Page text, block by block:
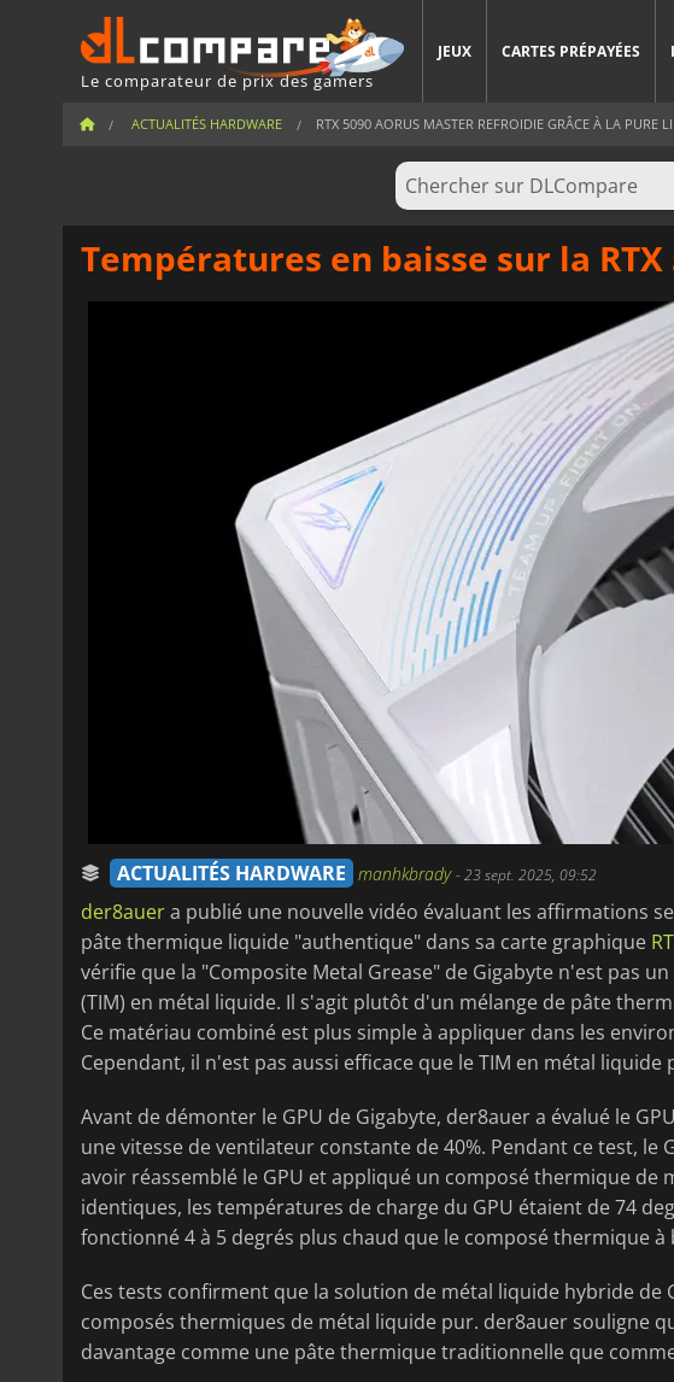
Le comparateur de prix des gamers
JEUX CARTES PRÉPAYÉES
ACTUALITÉS HARDWARE RTX 5090 AORUS MASTER REFROIDIE GRÂCE À LA PURE
Températures en baisse sur la
ACTUALITÉS HARDWARE manhkbrady-23 sept. 2025, 09:52
der8auera publié une nouvelle vidéo évaluant les affirmations
pâte thermique liquide "authentique" dans sa carte graphique
vérifie que la "Composite Metal Grease" de Gigabyte n'est pas
(TIM) en métal liquide. Il s'agit plutôt d'un mélange de pâte
Ce matériau combiné est plus simple à appliquer dans les
Cependant, il n'est pas aussi efficace que le TIM en métal liquide
Avant de démonter le GPU de Gigabyte, der8auer a évalué le
une vitesse de ventilateur constante de 40%. Pendant ce test, le
avoir réassemblé le GPU et appliqué un composé thermique de
identiques, les températures de charge du GPU étaient de 74
fonctionné 4 à 5 degrés plus chaud que le composé thermique
Ces tests confirment que la solution de métal liquide hybride de
composés thermiques de métal liquide pur. der8auer souligne
davantage comme une pâte thermique traditionnelle que